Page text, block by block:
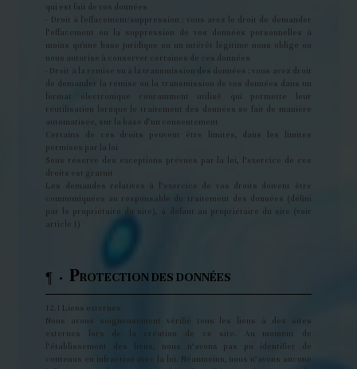
qui est fait de vos données
- Droit à l'effacement/suppression : vous avez le droit de demander
l’effacement ou la suppression de vos données personnelles à
moins qu'une base juridique ou un intérêt légitime nous oblige ou
nous autorise à conserver certaines de ces données
- Droit à la remise ou à la transmission des données : vous avez droit
de demander la remise ou la transmission de vos données dans un
format électronique couramment utilisé qui permette leur
réutilisation lorsque le traitement des données se fait de manière
automatisée, sur la base d’un consentement
Certains de ces droits peuvent être limités, dans les limites
permises par la loi
Sous réserve des exceptions prévues par la loi, l’exercice de ces
droits est gratuit
Les demandes relatives à l’exercice de vos droits doivent être
communiquées au responsable du traitement des données (défini
par le propriétaire du site), à défaut au propriétaire du site (voir
article 1)
¶ · PROTECTION DES DONNÉES
12.1 Liens externes
Nous avons soigneusement vérifié tous les liens à des sites
externes lors de la création de ce site. Au moment de
l’établissement des liens, nous n’avons pas pu identifier de
contenus en infraction avec la loi. Néanmoins, nous n’avons aucune